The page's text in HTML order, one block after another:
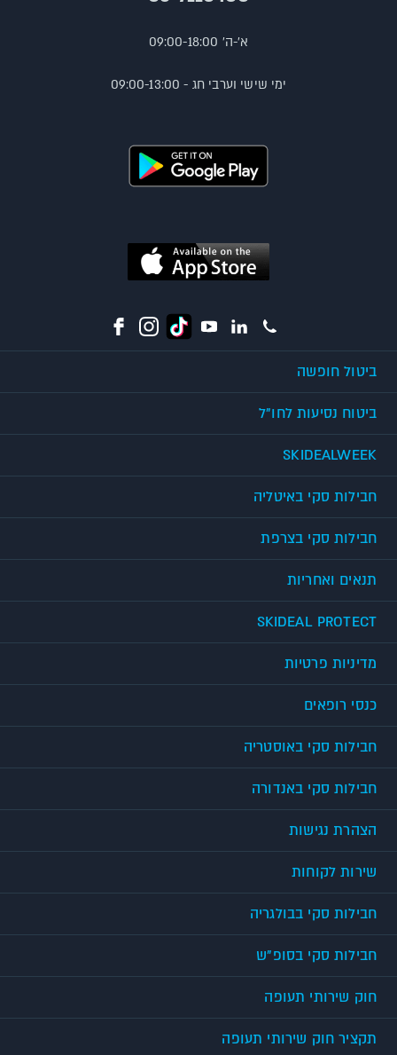
א'-ה' 09:00-18:00
ימי שישי וערבי חג - 09:00-13:00
ביטול חופשה
ביטוח נסיעות לחו"ל
SKIDEALWEEK
חבילות סקי באיטליה
חבילות סקי בצרפת
תנאים ואחריות
SKIDEAL PROTECT
מדיניות פרטיות
כנסי רופאים
חבילות סקי באוסטריה
חבילות סקי באנדורה
הצהרת נגישות
שירות לקוחות
חבילות סקי בבולגריה
חבילות סקי בסופ"ש
חוק שירותי תעופה
תקציר חוק שירותי תעופה